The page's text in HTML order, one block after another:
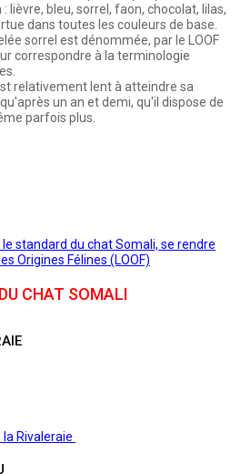
lièvre, bleu, sorrel, faon, chocolat, lilas,
dans toutes les couleurs de base.
sorrel est dénommée, par le LOOF
correspondre à la terminologie
relativement lent à atteindre sa
un an et demi, qu'il dispose de
parfois plus.
standard du chat Somali, se rendre
Origines Félines (LOOF)
CHAT SOMALI
Rivaleraie